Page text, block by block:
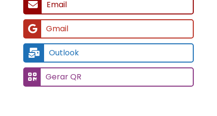
Email
Gmail
Outlook
Gerar QR